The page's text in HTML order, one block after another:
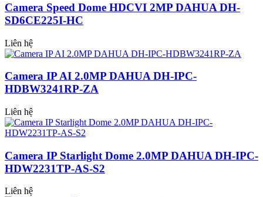
Camera Speed Dome HDCVI 2MP DAHUA DH-
SD6CE225I-HC
Liên hệ
Camera IP AI 2.0MP DAHUA DH-IPC-
HDBW3241RP-ZA
Liên hệ
Camera IP Starlight Dome 2.0MP DAHUA DH-IPC-
HDW2231TP-AS-S2
Liên hệ